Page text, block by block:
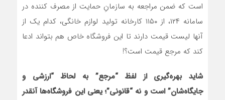
است که ضمن مراجعه به سازمانِ حمایت از مصرف کننده در
سامانه ۱۲۴، از ۱۱۵۰ کارخانه تولید لوازم خانگی، کدام یک از
آنها لیست قیمت دارند تا این فروشگاه خاص هم بتواند ادعا
کند که مرجع قیمت است؟!
شاید بهره‌گیری از لفظ “مرجع” به لحاظ “ارزشی و
جایگاه‌شان” است و نه “قانونی”؛ یعنی این فروشگاه‌ها آنقدر